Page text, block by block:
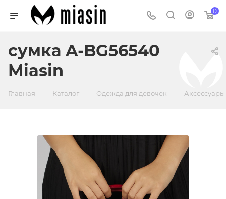
0
сумка A-BG56540
Miasin
Главная Каталог Одежда для девочек